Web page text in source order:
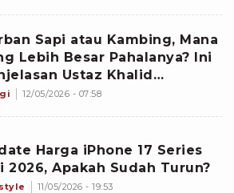
Sapi atau Kambing, Mana
Lebih Besar Pahalanya? Ini
Ustaz Khalid
12/05/2026 - 07:58
Harga iPhone 17 Series
2026, Apakah Sudah Turun?
11/05/2026 - 19:53